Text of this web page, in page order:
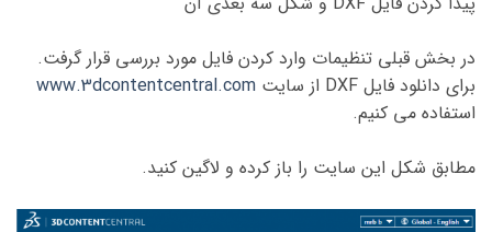
در بخش قبلی تنظیمات وارد کردن فایل مورد بررسی قرار گرفت.
برای دانلود فایل DXF از سایت
www.3dcontentcentral.com
استفاده می کنیم.
مطابق شکل این سایت را باز کرده و لاگین کنید.